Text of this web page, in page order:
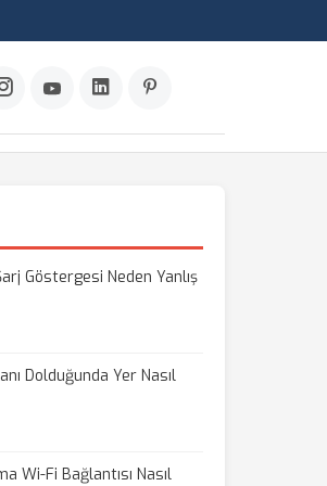
Göstergesi Neden Yanlış
Dolduğunda Yer Nasıl
Wi-Fi Bağlantısı Nasıl